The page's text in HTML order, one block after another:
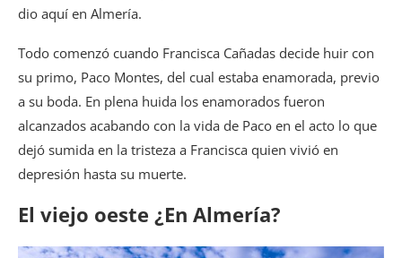
dio aquí en Almería.
Todo comenzó cuando Francisca Cañadas decide huir con
su primo, Paco Montes, del cual estaba enamorada, previo
a su boda. En plena huida los enamorados fueron
alcanzados acabando con la vida de Paco en el acto lo que
dejó sumida en la tristeza a Francisca quien vivió en
depresión hasta su muerte.
El viejo oeste ¿En Almería?